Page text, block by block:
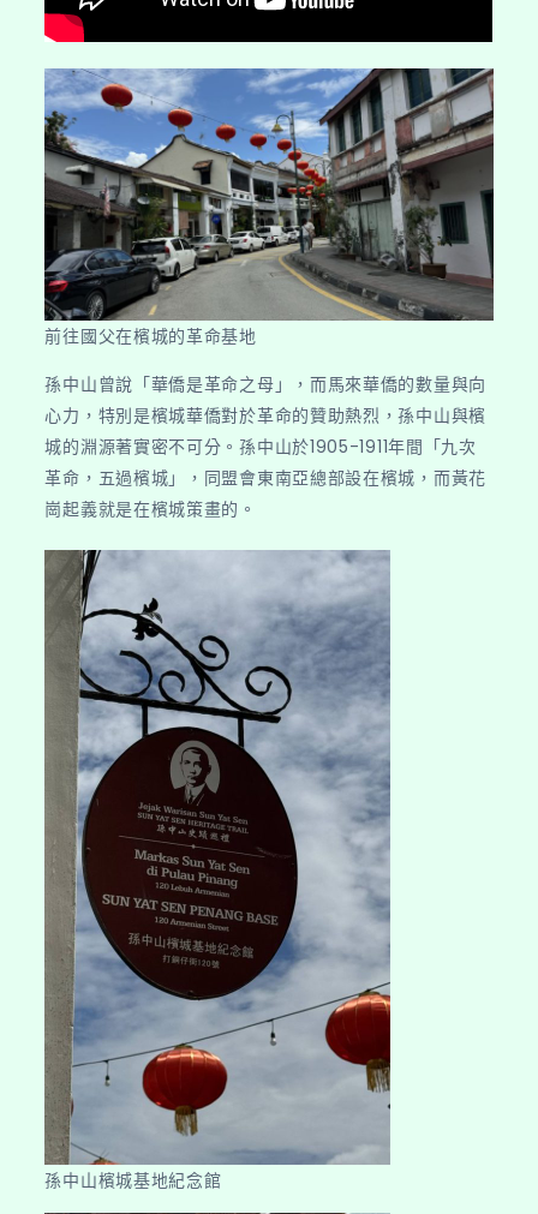
前往國父在檳城的革命基地
孫中山曾說「華僑是革命之母」，而馬來華僑的數量與向
心力，特別是檳城華僑對於革命的贊助熱烈，孫中山與檳
城的淵源著實密不可分。孫中山於1905-1911年間「九次
革命，五過檳城」，同盟會東南亞總部設在檳城，而黃花
崗起義就是在檳城策畫的。
孫中山檳城基地紀念館